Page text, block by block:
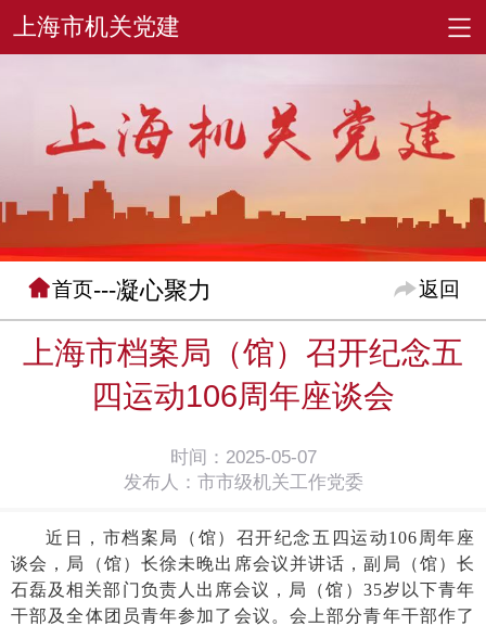
首页---凝心聚力 返回
上海市档案局（馆）召开纪念五
四运动106周年座谈会
时间：2025-05-07
发布人：市市级机关工作党委
近日，市档案局（馆）召开纪念五四运动106周年座
谈会，局（馆）长徐未晚出席会议并讲话，副局（馆）长
石磊及相关部门负责人出席会议，局（馆）35岁以下青年
干部及全体团员青年参加了会议。会上部分青年干部作了